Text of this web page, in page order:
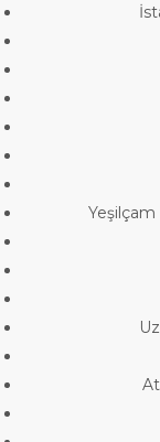
Yeşilçam